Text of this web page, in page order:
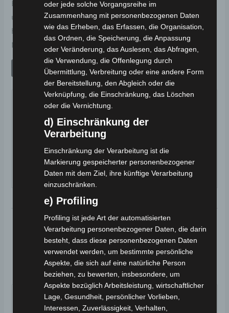
Elektromobil in Aktion zu erleben, kontaktieren Sie
uns bitte oder besuchen Sie unsere Ausstellung. Wir
helfen Ihnen gerne dabei, die perfekte
Mobilitätslösung für Ihre Bedürfnisse zu finden.
JETZT ANFRAGEN
Die Aktuelle Regal
Raptor K5 Reihe
oder jede solche Vorgangsreihe im
Zusammenhang mit personenbezogenen Daten
wie das Erheben, das Erfassen, die Organisation,
das Ordnen, die Speicherung, die Anpassung
oder Veränderung, das Auslesen, das Abfragen,
die Verwendung, die Offenlegung durch
Übermittlung, Verbreitung oder eine andere Form
der Bereitstellung, den Abgleich oder die
Verknüpfung, die Einschränkung, das Löschen
oder die Vernichtung.
d) Einschränkung der
Verarbeitung
Einschränkung der Verarbeitung ist die
Markierung gespeicherter personenbezogener
Daten mit dem Ziel, ihre künftige Verarbeitung
einzuschränken.
e) Profiling
Profiling ist jede Art der automatisierten
Verarbeitung personenbezogener Daten, die darin
besteht, dass diese personenbezogenen Daten
verwendet werden, um bestimmte persönliche
Aspekte, die sich auf eine natürliche Person
beziehen, zu bewerten, insbesondere, um
Aspekte bezüglich Arbeitsleistung, wirtschaftlicher
Lage, Gesundheit, persönlicher Vorlieben,
Interessen, Zuverlässigkeit, Verhalten,